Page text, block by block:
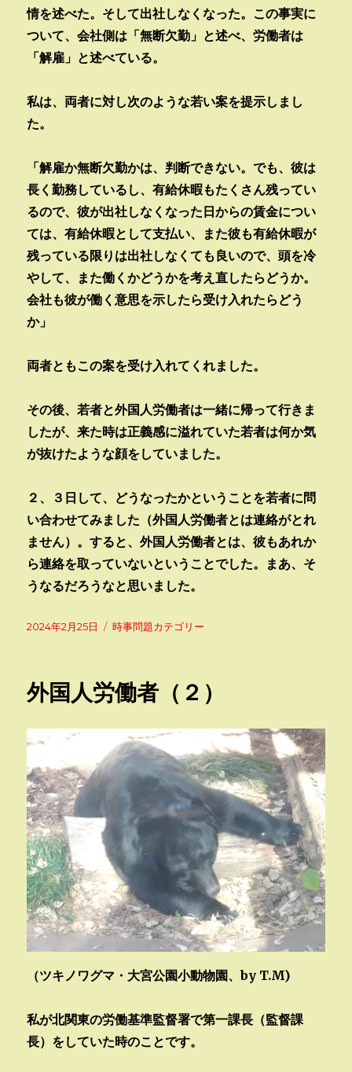
情を述べた。そして出社しなくなった。この事実に
ついて、会社側は「無断欠勤」と述べ、労働者は
「解雇」と述べている。
私は、両者に対し次のような若い案を提示しまし
た。
「解雇か無断欠勤かは、判断できない。でも、彼は
長く勤務しているし、有給休暇もたくさん残ってい
るので、彼が出社しなくなった日からの賃金につい
ては、有給休暇として支払い、また彼も有給休暇が
残っている限りは出社しなくても良いので、頭を冷
やして、また働くかどうかを考え直したらどうか。
会社も彼が働く意思を示したら受け入れたらどう
か」
両者ともこの案を受け入れてくれました。
その後、若者と外国人労働者は一緒に帰って行きま
したが、来た時は正義感に溢れていた若者は何か気
が抜けたような顔をしていました。
２、３日して、どうなったかということを若者に問
い合わせてみました（外国人労働者とは連絡がとれ
ません）。すると、外国人労働者とは、彼もあれか
ら連絡を取っていないということでした。まあ、そ
うなるだろうなと思いました。
投
2024年2月25日
カ
ー
時事問題カテゴリー
外国人労働者（２）
（ツキノワグマ・大宮公園小動物園、by T.M)
私が北関東の労働基準監督署で第一課長（監督課
長）をしていた時のことです。